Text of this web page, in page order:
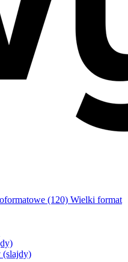
(120) Wielki format
(slajdy)